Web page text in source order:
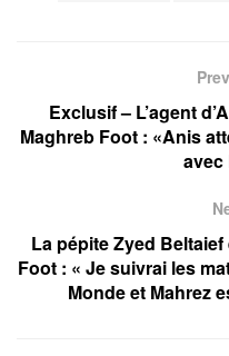
Exclusif – L’agent
Maghreb Foot : «Anis
avec
La pépite Zyed
Foot : « Je suivrai les
Monde et Mahrez